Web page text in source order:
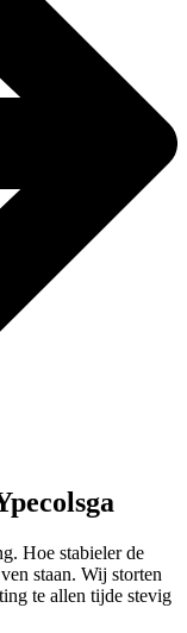
Hoe stabieler de
staan. Wij storten
te allen tijde stevig